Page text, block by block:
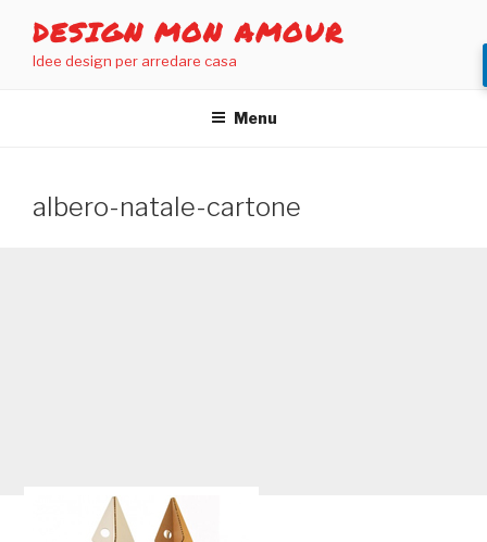
contenuto
DESIGN MON AMOUR
Idee design per arredare casa
Menu
albero-natale-cartone